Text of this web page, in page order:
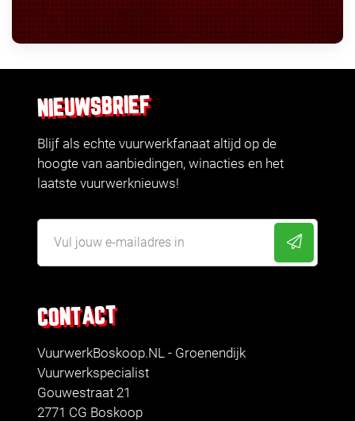
CONTACT
VuurwerkBoskoop.NL - Groenendijk
Vuurwerkspecialist
Gouwestraat 21
2771 CG Boskoop
NIEUWSBRIEF
Blijf als echte vuurwerkfanaat altijd op de
hoogte van aanbiedingen, winacties en het
laatste vuurwerknieuws!